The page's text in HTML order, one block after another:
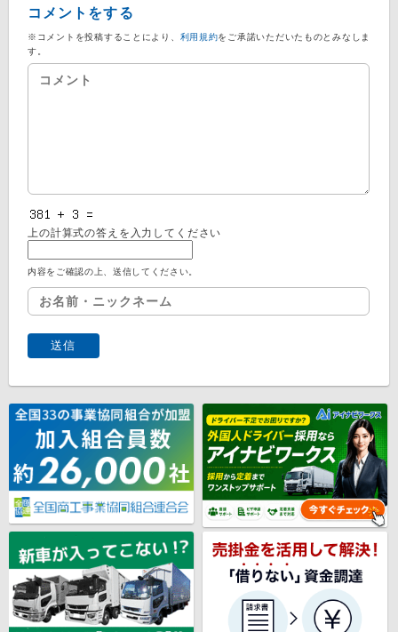
コメントをする
※コメントを投稿することにより、 利用規約をご承諾いただいたものとみなしま
す。
上の計算式の答えを入力してください
内容をご確認の上、送信してください。